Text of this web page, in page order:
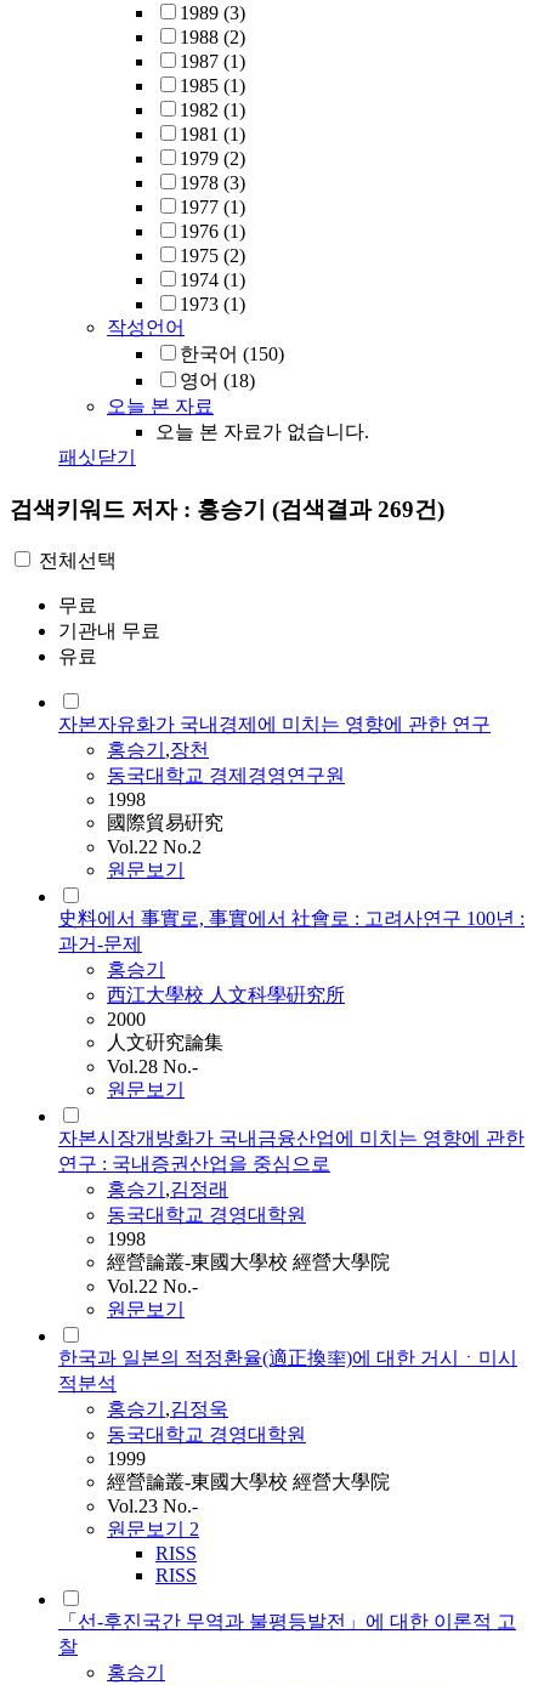
1989 (3)
1988 (2)
1987 (1)
1985 (1)
1982 (1)
1981 (1)
1979 (2)
1978 (3)
1977 (1)
1976 (1)
1975 (2)
1974 (1)
1973 (1)
작성언어
한국어 (150)
영어 (18)
오늘 본 자료
오늘 본 자료가 없습니다.
패싯닫기
검색키워드 저자 : 홍승기 (검색결과 269건)
전체선택
무료
기관내 무료
유료
자본자유화가 국내경제에 미치는 영향에 관한 연구
홍승기 ,장천
동국대학교 경제경영연구원
1998
國際貿易硏究
Vol.22 No.2
원문보기
史料에서 事實로, 事實에서 社會로 : 고려사연구 100년 :
과거-문제
홍승기
西江大學校 人文科學硏究所
2000
人文硏究論集
Vol.28 No.-
원문보기
자본시장개방화가 국내금융산업에 미치는 영향에 관한
연구 : 국내증권산업을 중심으로
홍승기 ,김정래
동국대학교 경영대학원
1998
經營論叢-東國大學校 經營大學院
Vol.22 No.-
원문보기
한국과 일본의 적정환율(適正換率)에 대한 거시ㆍ미시
적분석
홍승기 ,김정욱
동국대학교 경영대학원
1999
經營論叢-東國大學校 經營大學院
Vol.23 No.-
원문보기 2
RISS
RISS
「선-후진국간 무역과 불평등발전」에 대한 이론적 고
찰
홍승기